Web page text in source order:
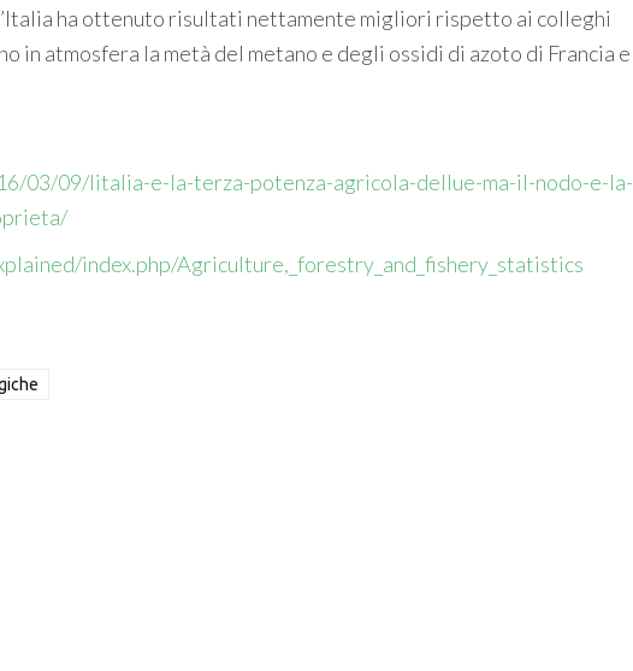
ha ottenuto risultati nettamente migliori rispetto ai colleghi
atmosfera la metà del metano e degli ossidi di azoto di Francia e
03/09/litalia-e-la-terza-potenza-agricola-dellue-ma-il-nodo-e-la-
index.php/Agriculture,_forestry_and_fishery_statistics